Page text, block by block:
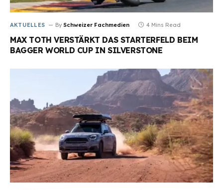
AKTUELLES By Schweizer Fachmedien 4 Mins Read
MAX TOTH VERSTÄRKT DAS STARTERFELD BEIM
BAGGER WORLD CUP IN SILVERSTONE